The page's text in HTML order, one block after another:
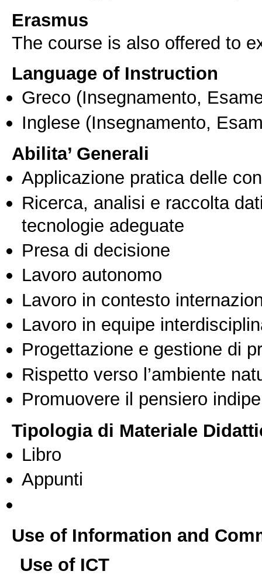
Erasmus
The course is also offered to
Language of Instruction
Greco (Insegnamento,
Inglese (Insegnamento,
Abilita’ Generali
Applicazione pratica delle
Ricerca, analisi e raccolta
tecnologie adeguate
Presa di decisione
Lavoro autonomo
Lavoro in contesto
Lavoro in equipe
Progettazione e gestione di
Rispetto verso l’ambiente
Promuovere il pensiero
Tipologia di Materiale
Libro
Appunti
Use of Information and
Use of ICT